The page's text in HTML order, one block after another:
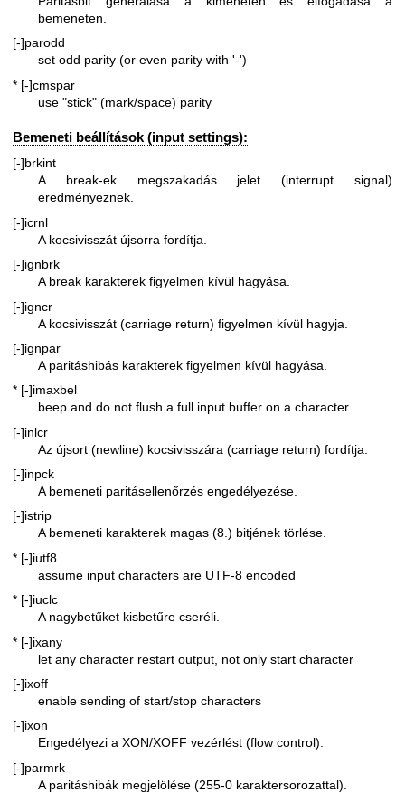
bemeneten.
[-]parodd
set odd parity (or even parity with '-')
* [-]cmspar
use "stick" (mark/space) parity
Bemeneti beállítások (input settings):
[-]brkint
A break-ek megszakadás jelet (interrupt signal)
eredményeznek.
[-]icrnl
A kocsivisszát újsorra fordítja.
[-]ignbrk
A break karakterek figyelmen kívül hagyása.
[-]igncr
A kocsivisszát (carriage return) figyelmen kívül hagyja.
[-]ignpar
A paritáshibás karakterek figyelmen kívül hagyása.
* [-]imaxbel
beep and do not flush a full input buffer on a character
[-]inlcr
Az újsort (newline) kocsivisszára (carriage return) fordítja.
[-]inpck
A bemeneti paritásellenőrzés engedélyezése.
[-]istrip
A bemeneti karakterek magas (8.) bitjének törlése.
* [-]iutf8
assume input characters are UTF-8 encoded
* [-]iuclc
A nagybetűket kisbetűre cseréli.
* [-]ixany
let any character restart output, not only start character
[-]ixoff
enable sending of start/stop characters
[-]ixon
Engedélyezi a XON/XOFF vezérlést (flow control).
[-]parmrk
A paritáshibák megjelölése (255-0 karaktersorozattal).